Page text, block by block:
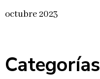
octubre 2023
Categorías